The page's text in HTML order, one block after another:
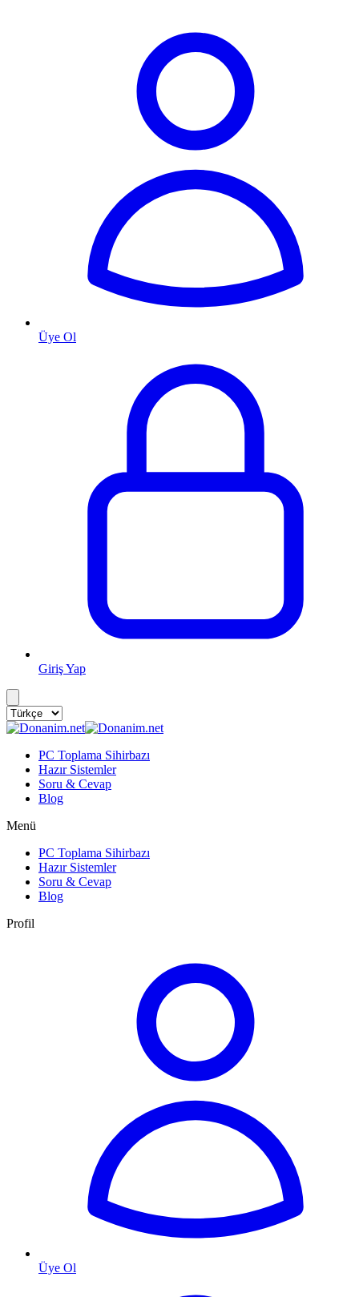
Üye Ol
Giriş Yap
PC Toplama Sihirbazı
Hazır Sistemler
Soru & Cevap
Blog
Menü
PC Toplama Sihirbazı
Hazır Sistemler
Soru & Cevap
Blog
Profil
Üye Ol